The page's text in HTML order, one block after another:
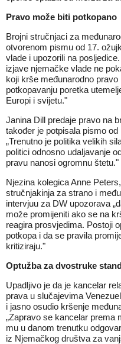
Pravo može biti potkopano
Brojni stručnjaci za
otvorenom pismu od 17.
vlade i upozorili na
izjave njemačke vlade ne
koji krše međunarodno
potkopavanju poretka
Europi i svijetu."
Janina Dill predaje pravo na
također je potpisala pismo
„Trenutno je politika velikih
politici odnosno udaljavanje
pravu nanosi ogromnu štetu."
Njezina kolegica Anne
stručnjakinja za strano i
intervjuu za DW upozorava
može promijeniti ako se na
reagira prosvjedima. Postoji
potkopa i da se pravila
kritiziraju."
Optužba za dvostruke
Upadljivo je da je kancelar
prava u slučajevima
i jasno osudio kršenje
„Zapravo se kancelar prema
mu u danom trenutku
iz Njemačkog društva za